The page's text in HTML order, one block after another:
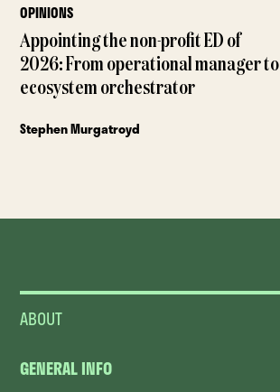
OPINIONS
Appointing the non-profit ED of
2026: From operational manager to
ecosystem orchestrator
Stephen Murgatroyd
ABOUT
GENERAL INFO